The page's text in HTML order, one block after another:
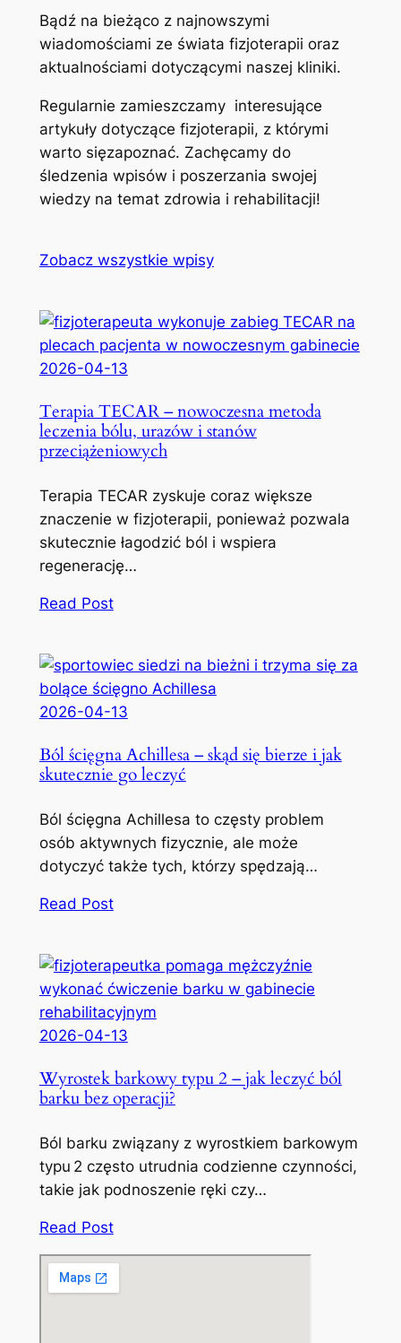
Bądź na bieżąco z najnowszymi
wiadomościami ze świata fizjoterapii oraz
aktualnościami dotyczącymi naszej kliniki.
Regularnie zamieszczamy interesujące
artykuły dotyczące fizjoterapii, z którymi
warto sięzapoznać. Zachęcamy do
śledzenia wpisów i poszerzania swojej
wiedzy na temat zdrowia i rehabilitacji!
Zobacz wszystkie wpisy
2026-04-13
Terapia TECAR – nowoczesna metoda
leczenia bólu, urazów i stanów
przeciążeniowych
Terapia TECAR zyskuje coraz większe
znaczenie w fizjoterapii, ponieważ pozwala
skutecznie łagodzić ból i wspiera
regenerację…
Read Post
2026-04-13
Ból ścięgna Achillesa – skąd się bierze i jak
skutecznie go leczyć
Ból ścięgna Achillesa to częsty problem
osób aktywnych fizycznie, ale może
dotyczyć także tych, którzy spędzają…
Read Post
2026-04-13
Wyrostek barkowy typu 2 – jak leczyć ból
barku bez operacji?
Ból barku związany z wyrostkiem barkowym
typu 2 często utrudnia codzienne czynności,
takie jak podnoszenie ręki czy…
Read Post